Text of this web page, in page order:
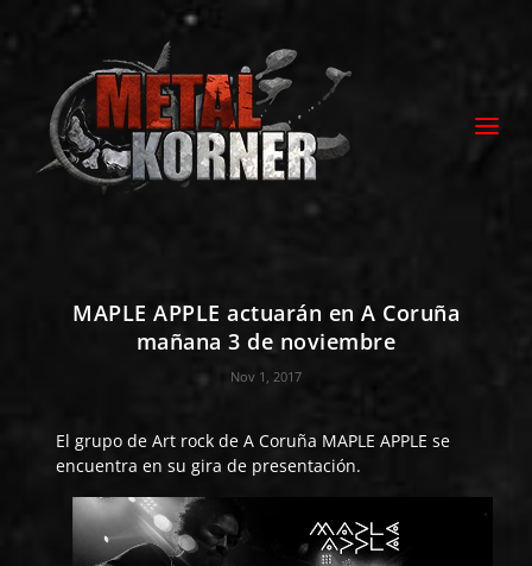
MAPLE APPLE actuarán en A Coruña
mañana 3 de noviembre
Nov 1, 2017
El grupo de Art rock de A Coruña MAPLE APPLE se
encuentra en su gira de presentación.